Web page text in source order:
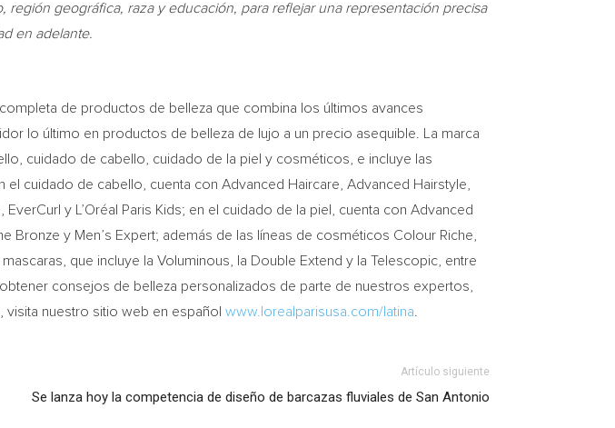
geográfica, raza y educación, para reflejar una representación precisa
en adelante.
completa de productos de belleza que combina los últimos avances
lo último en productos de belleza de lujo a un precio asequible. La marca
cuidado de cabello, cuidado de la piel y cosméticos, e incluye las
cuidado de cabello, cuenta con Advanced Haircare, Advanced Hairstyle,
y L’Oréal Paris Kids; en el cuidado de la piel, cuenta con Advanced
Bronze y Men’s Expert; además de las líneas de cosméticos Colour Riche,
que incluye la Voluminous, la Double Extend y la Telescopic, entre
consejos de belleza personalizados de parte de nuestros expertos,
nuestro sitio web en español www.lorealparisusa.com/latina
Artículo siguiente
Se lanza hoy la competencia de diseño de barcazas fluviales de San Antonio